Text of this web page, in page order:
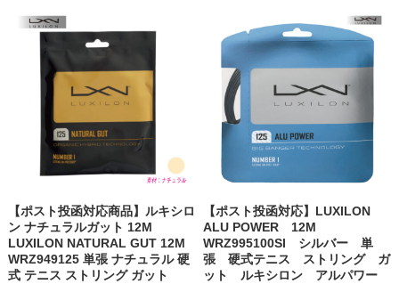
【ポスト投函対応商品】ルキシロ
ン ナチュラルガット 12M
LUXILON NATURAL GUT 12M
WRZ949125 単張 ナチュラル 硬
式 テニス ストリング ガット
【ポスト投函対応】LUXILON
ALU POWER 12M
WRZ995100SI シルバー 単
張 硬式テニス ストリング ガ
ット ルキシロン アルパワー